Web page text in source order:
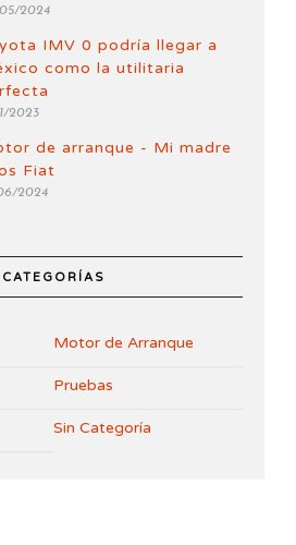
2024
IMV 0 podría llegar a
como la utilitaria
2023
de arranque - Mi madre
Fiat
2024
CATEGORÍAS
Motor de Arranque
Pruebas
Sin Categoría